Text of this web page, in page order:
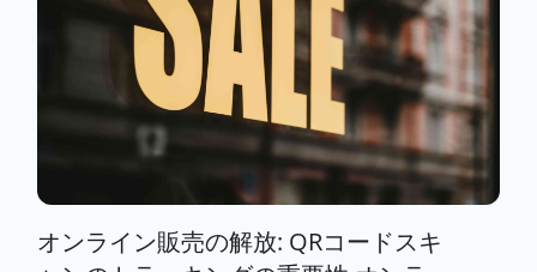
オンライン販売の解放: QRコードスキ